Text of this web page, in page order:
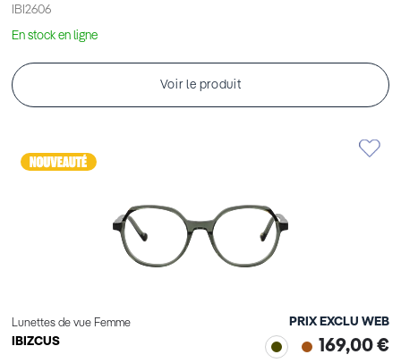
IBI2606
En stock en ligne
Voir le produit
Lunettes de vue Femme
IBIZCUS
PRIX EXCLU WEB
169,00 €